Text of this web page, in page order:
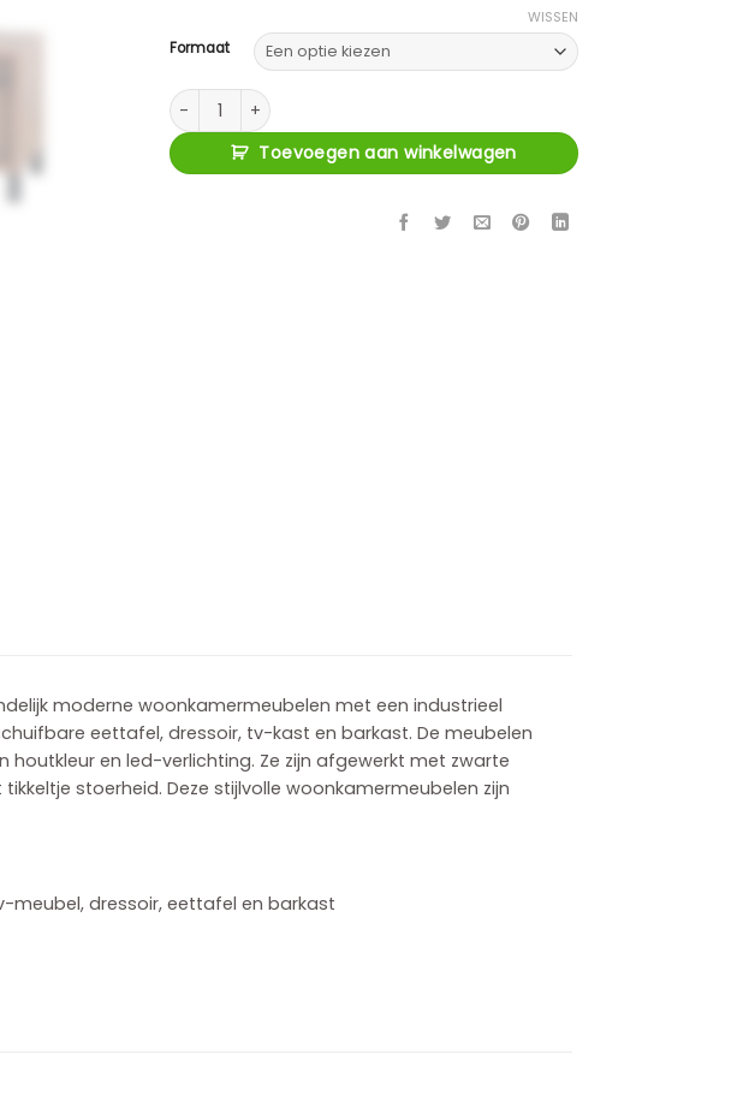
Formaat
WISSEN
Tv-meubel Alcatraz aantal
Toevoegen aan winkelwagen
moderne woonkamermeubelen met een industrieel
eettafel, dressoir, tv-kast en barkast. De meubelen
en led-verlichting. Ze zijn afgewerkt met zwarte
stoerheid. Deze stijlvolle woonkamermeubelen zijn
dressoir, eettafel en barkast